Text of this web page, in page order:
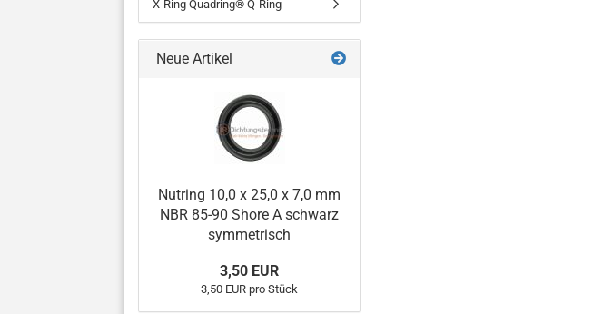
X-Ring Quadring® Q-Ring
Neue Artikel
Nutring 10,0 x 25,0 x 7,0 mm
NBR 85-90 Shore A schwarz
symmetrisch
3,50 EUR
3,50 EUR pro Stück